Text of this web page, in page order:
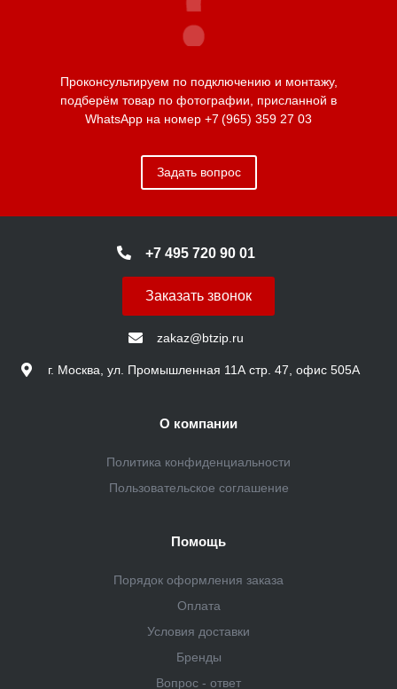
Проконсультируем по подключению и монтажу,
подберём товар по фотографии, присланной в
WhatsApp на номер +7 (965) 359 27 03
Задать вопрос
+7 495 720 90 01
Заказать звонок
zakaz@btzip.ru
г. Москва, ул. Промышленная 11А стр. 47, офис 505А
О компании
Политика конфиденциальности
Пользовательское соглашение
Помощь
Порядок оформления заказа
Оплата
Условия доставки
Бренды
Вопрос - ответ